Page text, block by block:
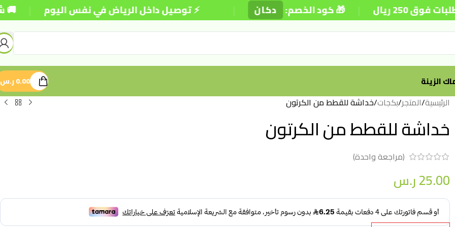
⚡ توصيل داخل الرياض في نفس اليوم | 🚚 شحن ريال | 🎁 كود الخصم: دكان
الزينة 0.00ر.س
الرئيسية/المتجر/بكجات/خداشة للقطط من الكرتون
خداشة للقطط من الكرتون
(مراجعة واحدة)
25.00ر.س